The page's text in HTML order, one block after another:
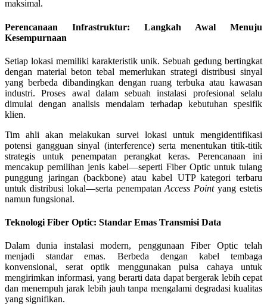
maksimal.
Perencanaan Infrastruktur: Langkah Awal Menuju
Kesempurnaan
Setiap lokasi memiliki karakteristik unik. Sebuah gedung bertingkat
dengan material beton tebal memerlukan strategi distribusi sinyal
yang berbeda dibandingkan dengan ruang terbuka atau kawasan
industri. Proses awal dalam sebuah instalasi profesional selalu
dimulai dengan analisis mendalam terhadap kebutuhan spesifik
klien.
Tim ahli akan melakukan survei lokasi untuk mengidentifikasi
potensi gangguan sinyal (interference) serta menentukan titik-titik
strategis untuk penempatan perangkat keras. Perencanaan ini
mencakup pemilihan jenis kabel—seperti Fiber Optic untuk tulang
punggung jaringan (backbone) atau kabel UTP kategori terbaru
untuk distribusi lokal—serta penempatanAccess Pointyang estetis
namun fungsional.
Teknologi Fiber Optic: Standar Emas Transmisi Data
Dalam dunia instalasi modern, penggunaan Fiber Optic telah
menjadi standar emas. Berbeda dengan kabel tembaga
konvensional, serat optik menggunakan pulsa cahaya untuk
mengirimkan informasi, yang berarti data dapat bergerak lebih cepat
dan menempuh jarak lebih jauh tanpa mengalami degradasi kualitas
yang signifikan.